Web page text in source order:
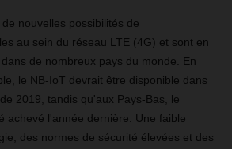
nouvelles possibilités de
au sein du réseau LTE (4G) et sont en
de nombreux pays du monde. En
le NB-IoT devrait être disponible dans
2019, tandis qu'aux Pays-Bas, le
achevé l'année dernière. Une faible
des normes de sécurité élevées et des